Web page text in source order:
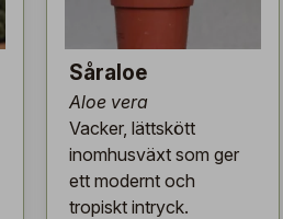
Såraloe
Aloe vera
Vacker, lättskött
inomhusväxt som ger
ett modernt och
tropiskt intryck.